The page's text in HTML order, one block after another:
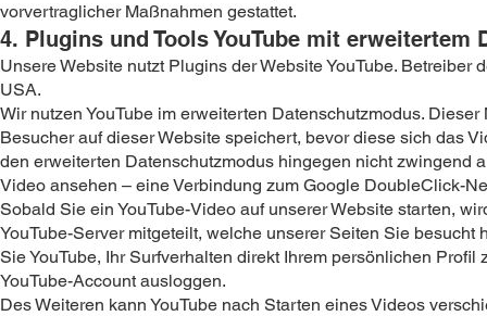
vorvertraglicher Maßnahmen gestattet.
4. Plugins und ToolsYouTube mit erweitertem
Unsere Website nutzt Plugins der Website YouTube.
USA.
Wir nutzen YouTube im erweiterten Datenschutzmodus.
Besucher auf dieser Website speichert, bevor diese sich das
den erweiterten Datenschutzmodus hingegen nicht zwingend
Video ansehen – eine Verbindung zum Google DoubleClick-
Sobald Sie ein YouTube-Video auf unserer Website starten,
YouTube-Server mitgeteilt, welche unserer Seiten Sie
Sie YouTube, Ihr Surfverhalten direkt Ihrem persönlichen
YouTube-Account ausloggen.
Des Weiteren kann YouTube nach Starten eines Videos